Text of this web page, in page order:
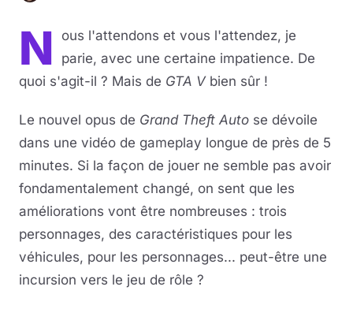
N
ous l'attendons et vous l'attendez, je
parie, avec une certaine impatience. De
quoi s'agit-il ? Mais de GTA Vbien sûr !
Le nouvel opus de Grand Theft Auto se dévoile
dans une vidéo de gameplay longue de près de 5
minutes. Si la façon de jouer ne semble pas avoir
fondamentalement changé, on sent que les
améliorations vont être nombreuses : trois
personnages, des caractéristiques pour les
véhicules, pour les personnages... peut-être une
incursion vers le jeu de rôle ?